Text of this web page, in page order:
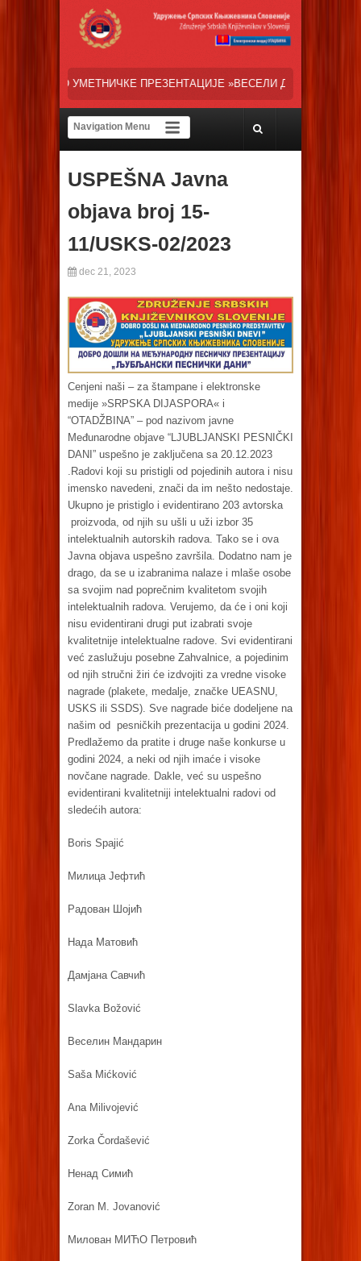
»ВЕСЕЛИ ДАНИ СРПСКЕ ДИЈАСПОРЕ« НАША ТРЕНУТНА
USPEŠNA Javna
objava broj 15-
11/USKS-02/2023
dec 21, 2023
Cenjeni naši – za štampane i elektronske
medije »SRPSKA DIJASPORA« i
“OTADŽBINA” – pod nazivom javne
Međunarodne objave “LJUBLJANSKI PESNIČKI
DANI” uspešno je zaključena sa 20.12.2023
.Radovi koji su pristigli od pojedinih autora i nisu
imensko navedeni, znači da im nešto nedostaje.
Ukupno je pristiglo i evidentirano 203 avtorska
proizvoda, od njih su ušli u uži izbor 35
intelektualnih autorskih radova. Tako se i ova
Javna objava uspešno završila. Dodatno nam je
drago, da se u izabranima nalaze i mlaše osobe
sa svojim nad poprečnim kvalitetom svojih
intelektualnih radova. Verujemo, da će i oni koji
nisu evidentirani drugi put izabrati svoje
kvalitetnije intelektualne radove. Svi evidentirani
već zaslužuju posebne Zahvalnice, a pojedinim
od njih stručni žiri će izdvojiti za vredne visoke
nagrade (plakete, medalje, značke UEASNU,
USKS ili SSDS). Sve nagrade biće dodeljene na
našim od pesničkih prezentacija u godini 2024.
Predlažemo da pratite i druge naše konkurse u
godini 2024, a neki od njih imaće i visoke
novčane nagrade. Dakle, već su uspešno
evidentirani kvalitetniji intelektualni radovi od
sledećih autora:
Boris Spajić
Милица Јефтић
Радован Шојић
Нада Матовић
Дамјана Савчић
Slavka Božović
Веселин Мандарин
Saša Mićković
Ana Milivojević
Zorka Čordašević
Ненад Симић
Zoran M. Jovanović
Милован МИЋО Петровић